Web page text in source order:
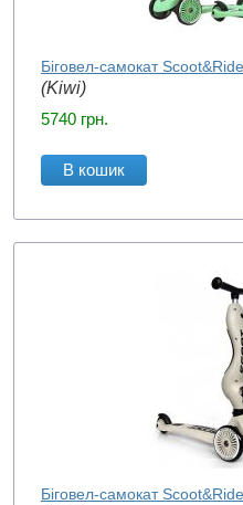
Біговел-самокат
(Kiwi)
5740 грн.
В кошик
Біговел-самокат